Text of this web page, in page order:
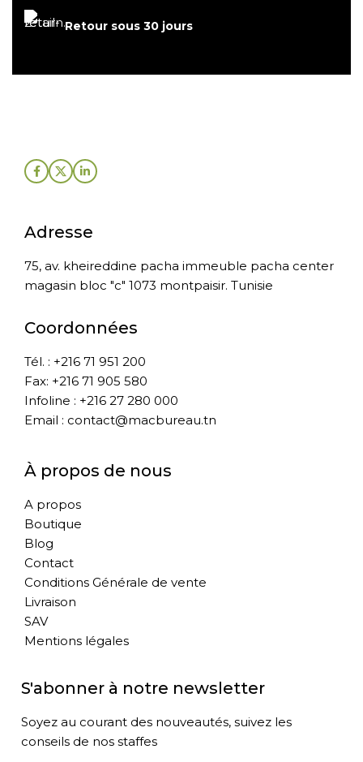
Retour sous 30 jours
Adresse
75, av. kheireddine pacha immeuble pacha center
magasin bloc "c" 1073 montpaisir. Tunisie
Coordonnées
Tél. : +216 71 951 200
Fax: +216 71 905 580
Infoline : +216 27 280 000
Email : contact@macbureau.tn
À propos de nous
A propos
Boutique
Blog
Contact
Conditions Générale de vente
Livraison
SAV
Mentions légales
S'abonner à notre newsletter
Soyez au courant des nouveautés, suivez les
conseils de nos staffes